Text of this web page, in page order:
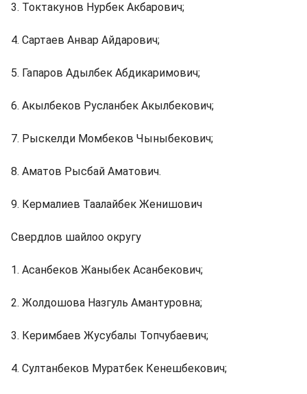
3. Токтакунов Нурбек Акбарович;
4. Сартаев Анвар Айдарович;
5. Гапаров Адылбек Абдикаримович;
6. Акылбеков Русланбек Акылбекович;
7. Рыскелди Момбеков Чыныбекович;
8. Аматов Рысбай Аматович.
9. Кермалиев Таалайбек Женишович
Свердлов шайлоо округу
1. Асанбеков Жаныбек Асанбекович;
2. Жолдошова Назгуль Амантуровна;
3. Керимбаев Жусубалы Топчубаевич;
4. Султанбеков Муратбек Кенешбекович;